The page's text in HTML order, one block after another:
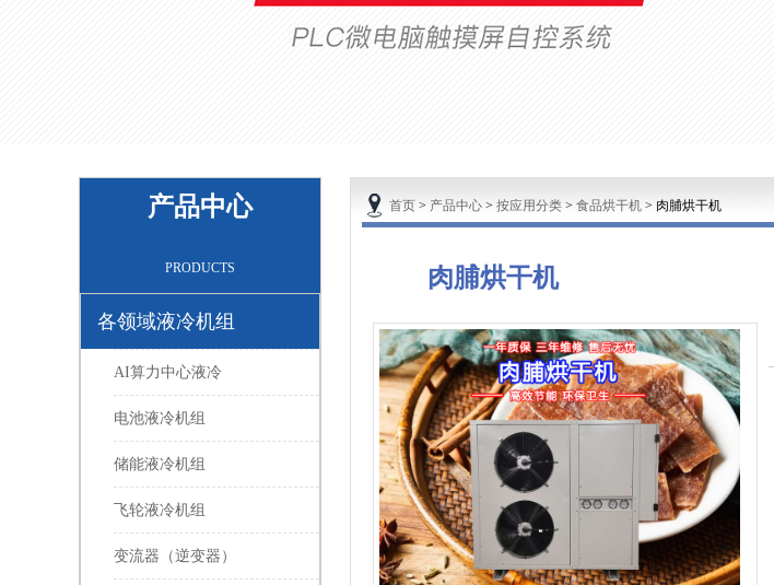
产品中心
PRODUCTS
各领域液冷机组
AI算力中心液冷
电池液冷机组
储能液冷机组
飞轮液冷机组
变流器（逆变器）
首页 > 产品中心 > 按应用分类 > 食品烘干机 > 肉脯烘干机
肉脯烘干机